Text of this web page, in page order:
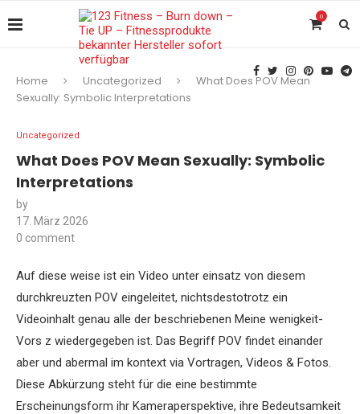
0
Home Uncategorized
What Does POV Mean
Sexually: Symbolic Interpretations
Uncategorized
What Does POV Mean Sexually: Symbolic
Interpretations
by
17. März 2026
0 comment
Auf diese weise ist ein Video unter einsatz von diesem
durchkreuzten POV eingeleitet, nichtsdestotrotz ein
Videoinhalt genau alle der beschriebenen Meine wenigkeit-
Vors z wiedergegeben ist. Das Begriff POV findet einander
aber und abermal im kontext via Vortragen, Videos & Fotos.
Diese Abkürzung steht für die eine bestimmte
Erscheinungsform ihr Kameraperspektive, ihre Bedeutsamkeit